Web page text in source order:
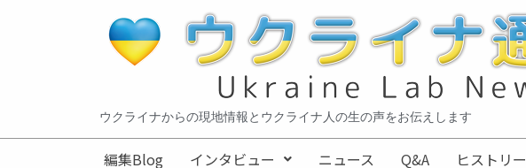
プ
ウクライナからの現地情報とウクライナ人の生の声をお伝えします
編集Blog インタビュー ニュース Q&A ヒストリー
稿
の
ジ
送
り